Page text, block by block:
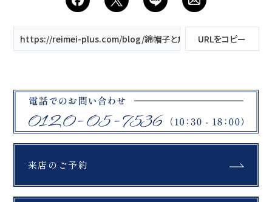
https://reimei-plus.com/blog/綿帽子と角隠し/URLをコピー
来店のご予約